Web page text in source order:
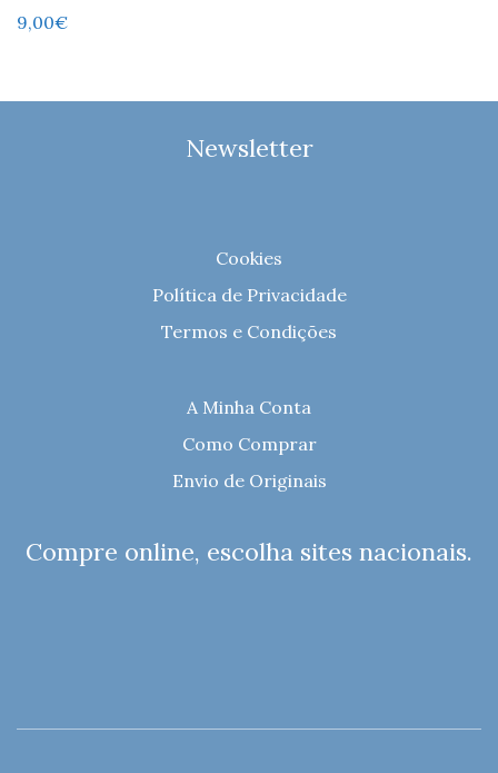
9,00€
Newsletter
Cookies
Política de Privacidade
Termos e Condições
A Minha Conta
Como Comprar
Envio de Originais
Compre online, escolha sites nacionais.